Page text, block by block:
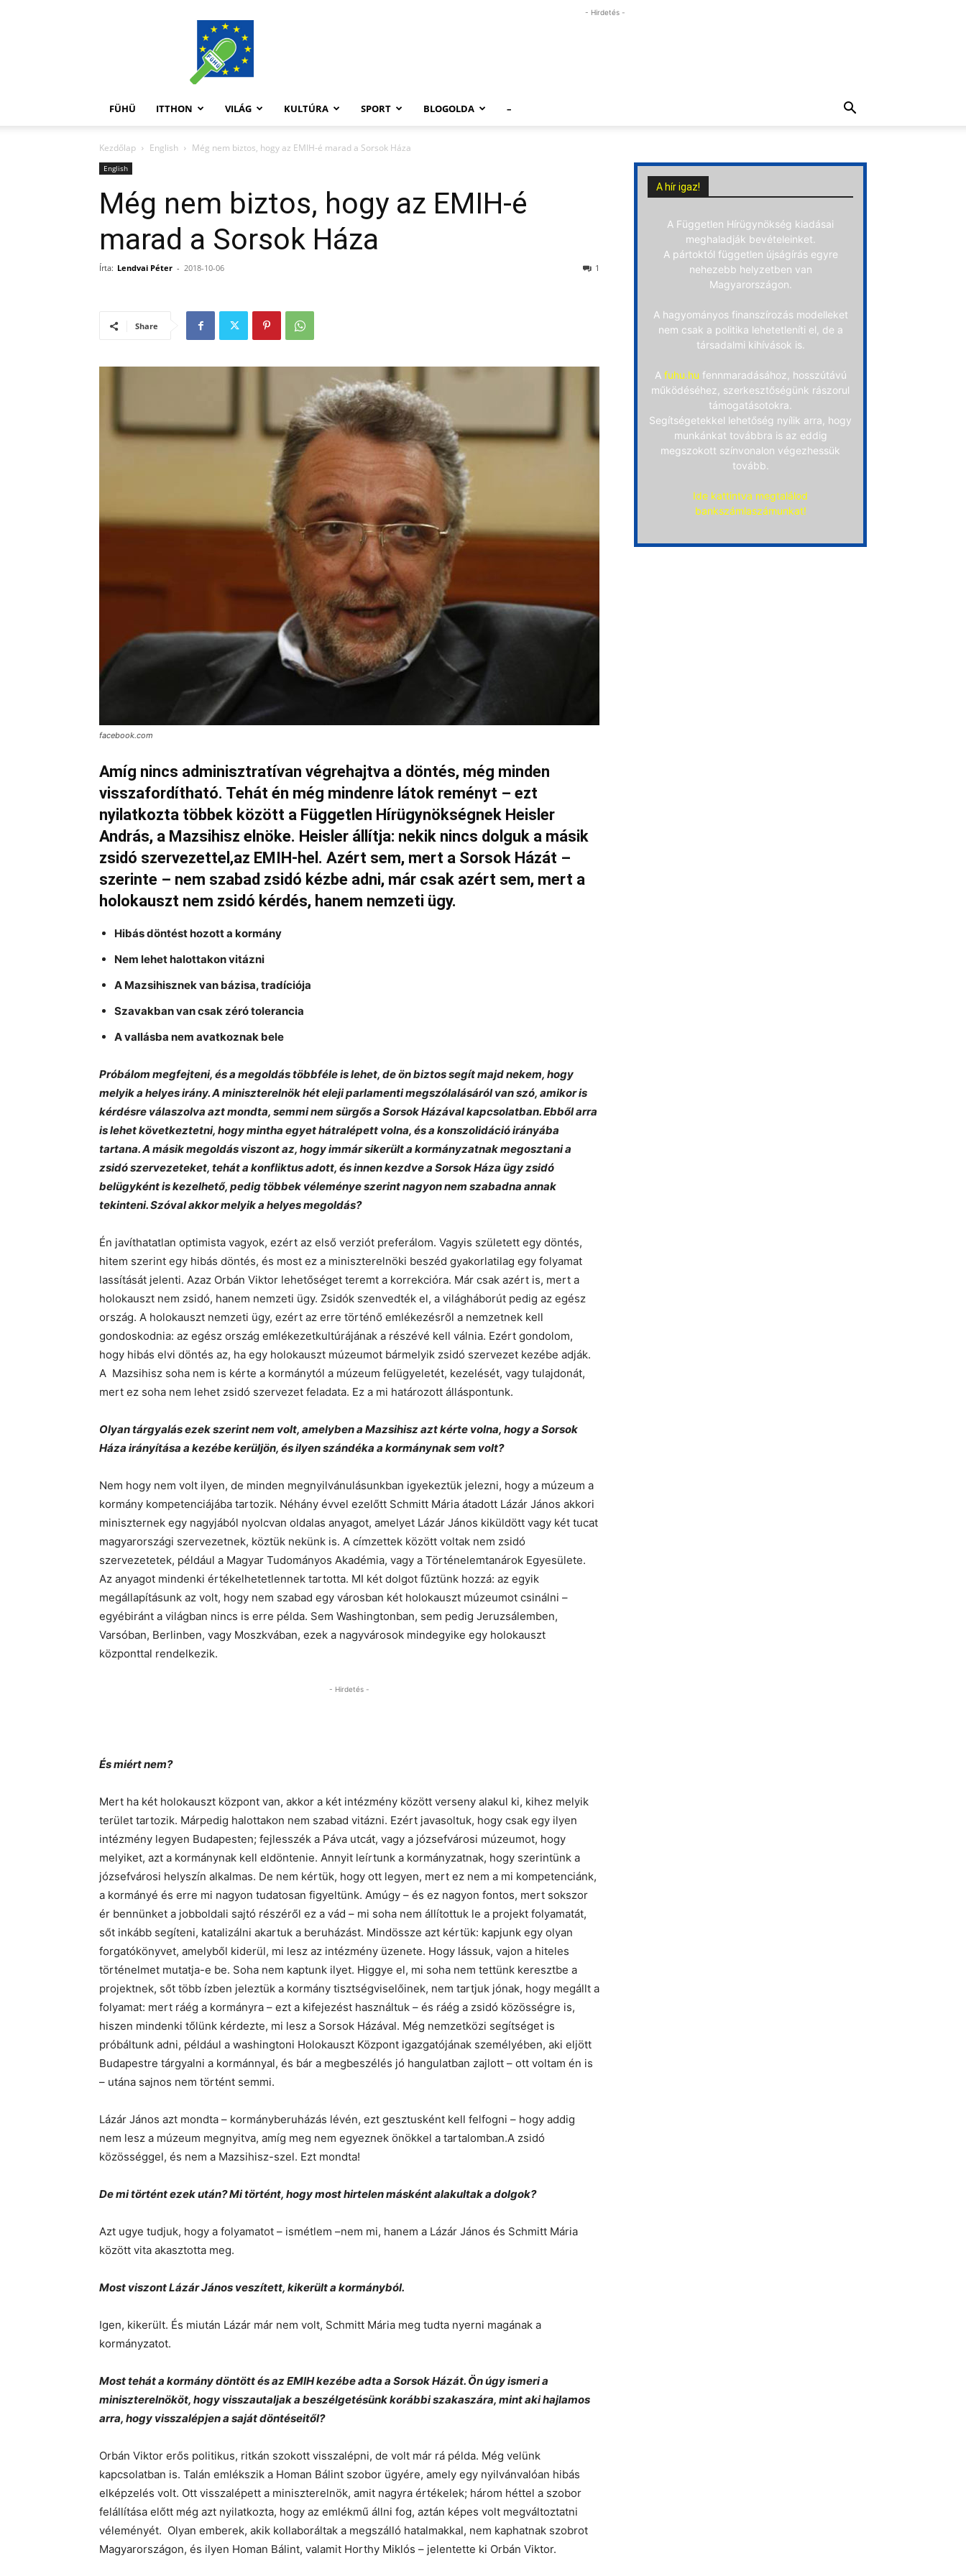
FüHü
- Hirdetés -
FÜHÜ ITTHON VILÁG KULTÚRA SPORT BLOGOLDA –
Kezdőlap English Még nem biztos, hogy az EMIH-é marad a Sorsok Háza
English
Még nem biztos, hogy az EMIH-é
marad a Sorsok Háza
Írta: Lendvai Péter - 2018-10-06 1
Share
facebook.com
Amíg nincs adminisztratívan végrehajtva a döntés, még minden
visszafordítható. Tehát én még mindenre látok reményt – ezt
nyilatkozta többek között a Független Hírügynökségnek Heisler
András, a Mazsihisz elnöke. Heisler állítja: nekik nincs dolguk a másik
zsidó szervezettel,az EMIH-hel. Azért sem, mert a Sorsok Házát –
szerinte – nem szabad zsidó kézbe adni, már csak azért sem, mert a
holokauszt nem zsidó kérdés, hanem nemzeti ügy.
Hibás döntést hozott a kormány
Nem lehet halottakon vitázni
A Mazsihisznek van bázisa, tradíciója
Szavakban van csak zéró tolerancia
A vallásba nem avatkoznak bele
Próbálom megfejteni, és a megoldás többféle is lehet, de ön biztos segít majd nekem, hogy
melyik a helyes irány. A miniszterelnök hét eleji parlamenti megszólalásáról van szó, amikor is
kérdésre válaszolva azt mondta, semmi nem sürgős a Sorsok Házával kapcsolatban. Ebből arra
is lehet következtetni, hogy mintha egyet hátralépett volna, és a konszolidáció irányába
tartana. A másik megoldás viszont az, hogy immár sikerült a kormányzatnak megosztani a
zsidó szervezeteket, tehát a konfliktus adott, és innen kezdve a Sorsok Háza ügy zsidó
belügyként is kezelhető, pedig többek véleménye szerint nagyon nem szabadna annak
tekinteni. Szóval akkor melyik a helyes megoldás?
Én javíthatatlan optimista vagyok, ezért az első verziót preferálom. Vagyis született egy döntés,
hitem szerint egy hibás döntés, és most ez a miniszterelnöki beszéd gyakorlatilag egy folyamat
lassítását jelenti. Azaz Orbán Viktor lehetőséget teremt a korrekcióra. Már csak azért is, mert a
holokauszt nem zsidó, hanem nemzeti ügy. Zsidók szenvedték el, a világháborút pedig az egész
ország. A holokauszt nemzeti ügy, ezért az erre történő emlékezésről a nemzetnek kell
gondoskodnia: az egész ország emlékezetkultúrájának a részévé kell válnia. Ezért gondolom,
hogy hibás elvi döntés az, ha egy holokauszt múzeumot bármelyik zsidó szervezet kezébe adják.
A Mazsihisz soha nem is kérte a kormánytól a múzeum felügyeletét, kezelését, vagy tulajdonát,
mert ez soha nem lehet zsidó szervezet feladata. Ez a mi határozott álláspontunk.
Olyan tárgyalás ezek szerint nem volt, amelyben a Mazsihisz azt kérte volna, hogy a Sorsok
Háza irányítása a kezébe kerüljön, és ilyen szándéka a kormánynak sem volt?
Nem hogy nem volt ilyen, de minden megnyilvánulásunkban igyekeztük jelezni, hogy a múzeum a
kormány kompetenciájába tartozik. Néhány évvel ezelőtt Schmitt Mária átadott Lázár János akkori
miniszternek egy nagyjából nyolcvan oldalas anyagot, amelyet Lázár János kiküldött vagy két tucat
magyarországi szervezetnek, köztük nekünk is. A címzettek között voltak nem zsidó
szervezetetek, például a Magyar Tudományos Akadémia, vagy a Történelemtanárok Egyesülete.
Az anyagot mindenki értékelhetetlennek tartotta. MI két dolgot fűztünk hozzá: az egyik
megállapításunk az volt, hogy nem szabad egy városban két holokauszt múzeumot csinálni –
egyébiránt a világban nincs is erre példa. Sem Washingtonban, sem pedig Jeruzsálemben,
Varsóban, Berlinben, vagy Moszkvában, ezek a nagyvárosok mindegyike egy holokauszt
központtal rendelkezik.
- Hirdetés -
És miért nem?
Mert ha két holokauszt központ van, akkor a két intézmény között verseny alakul ki, kihez melyik
terület tartozik. Márpedig halottakon nem szabad vitázni. Ezért javasoltuk, hogy csak egy ilyen
intézmény legyen Budapesten; fejlesszék a Páva utcát, vagy a józsefvárosi múzeumot, hogy
melyiket, azt a kormánynak kell eldöntenie. Annyit leírtunk a kormányzatnak, hogy szerintünk a
józsefvárosi helyszín alkalmas. De nem kértük, hogy ott legyen, mert ez nem a mi kompetenciánk,
a kormányé és erre mi nagyon tudatosan figyeltünk. Amúgy – és ez nagyon fontos, mert sokszor
ér bennünket a jobboldali sajtó részéről ez a vád – mi soha nem állítottuk le a projekt folyamatát,
sőt inkább segíteni, katalizálni akartuk a beruházást. Mindössze azt kértük: kapjunk egy olyan
forgatókönyvet, amelyből kiderül, mi lesz az intézmény üzenete. Hogy lássuk, vajon a hiteles
történelmet mutatja-e be. Soha nem kaptunk ilyet. Higgye el, mi soha nem tettünk keresztbe a
projektnek, sőt több ízben jeleztük a kormány tisztségviselőinek, nem tartjuk jónak, hogy megállt a
folyamat: mert ráég a kormányra – ezt a kifejezést használtuk – és ráég a zsidó közösségre is,
hiszen mindenki tőlünk kérdezte, mi lesz a Sorsok Házával. Még nemzetközi segítséget is
próbáltunk adni, például a washingtoni Holokauszt Központ igazgatójának személyében, aki eljött
Budapestre tárgyalni a kormánnyal, és bár a megbeszélés jó hangulatban zajlott – ott voltam én is
– utána sajnos nem történt semmi.
Lázár János azt mondta – kormányberuházás lévén, ezt gesztusként kell felfogni – hogy addig
nem lesz a múzeum megnyitva, amíg meg nem egyeznek önökkel a tartalomban.A zsidó
közösséggel, és nem a Mazsihisz-szel. Ezt mondta!
De mi történt ezek után? Mi történt, hogy most hirtelen másként alakultak a dolgok?
Azt ugye tudjuk, hogy a folyamatot – ismétlem –nem mi, hanem a Lázár János és Schmitt Mária
között vita akasztotta meg.
Most viszont Lázár János veszített, kikerült a kormányból.
Igen, kikerült. És miután Lázár már nem volt, Schmitt Mária meg tudta nyerni magának a
kormányzatot.
Most tehát a kormány döntött és az EMIH kezébe adta a Sorsok Házát. Ön úgy ismeri a
miniszterelnököt, hogy visszautaljak a beszélgetésünk korábbi szakaszára, mint aki hajlamos
arra, hogy visszalépjen a saját döntéseitől?
Orbán Viktor erős politikus, ritkán szokott visszalépni, de volt már rá példa. Még velünk
kapcsolatban is. Talán emlékszik a Homan Bálint szobor ügyére, amely egy nyilvánvalóan hibás
elképzelés volt. Ott visszalépett a miniszterelnök, amit nagyra értékelek; három héttel a szobor
felállítása előtt még azt nyilatkozta, hogy az emlékmű állni fog, aztán képes volt megváltoztatni
véleményét. Olyan emberek, akik kollaboráltak a megszálló hatalmakkal, nem kaphatnak szobrot
Magyarországon, és ilyen Homan Bálint, valamit Horthy Miklós – jelentette ki Orbán Viktor.
A hír igaz!
A Független Hírügynökség kiadásai
meghaladják bevételeinket.
A pártoktól független újságírás egyre
nehezebb helyzetben van
Magyarországon.
A hagyományos finanszírozás modelleket
nem csak a politika lehetetleníti el, de a
társadalmi kihívások is.
A fuhu.hu fennmaradásához, hosszútávú
működéséhez, szerkesztőségünk rászorul
támogatásotokra.
Segítségetekkel lehetőség nyílik arra, hogy
munkánkat továbbra is az eddig
megszokott színvonalon végezhessük
tovább.
Ide kattintva megtalálod
bankszámlaszámunkat!